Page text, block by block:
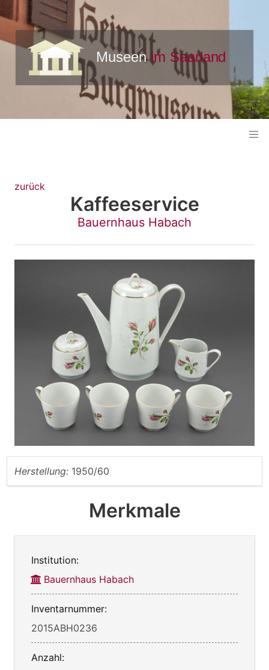
zurück
Kaffeeservice
Bauernhaus Habach
Herstellung: 1950/60
Merkmale
Institution:
Bauernhaus Habach
Inventarnummer:
2015ABH0236
Anzahl: